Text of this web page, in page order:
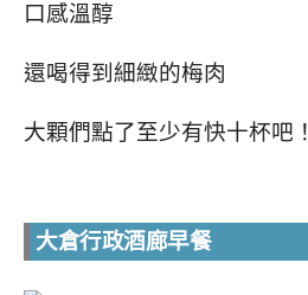
口感溫醇
還喝得到細緻的梅肉
大顆們點了至少有快十杯吧！
大倉行政酒廊早餐